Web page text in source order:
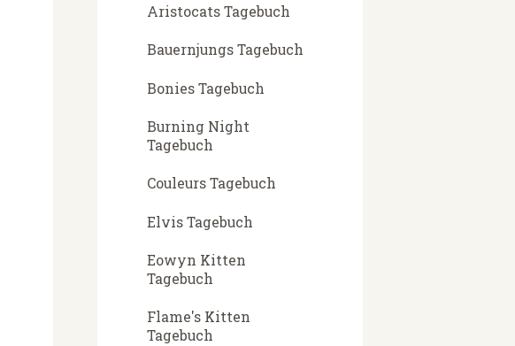
Aristocats Tagebuch
Bauernjungs Tagebuch
Bonies Tagebuch
Burning Night
Tagebuch
Couleurs Tagebuch
Elvis Tagebuch
Eowyn Kitten
Tagebuch
Flame's Kitten
Tagebuch